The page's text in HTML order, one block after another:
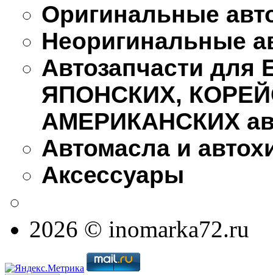
Оригинальные
Неоригинальные
Автозапчасти
ЯПОНСКИХ,
АМЕРИКАНСКИХ
Автомасла и
Аксессуары
2026 © inomarka72.ru